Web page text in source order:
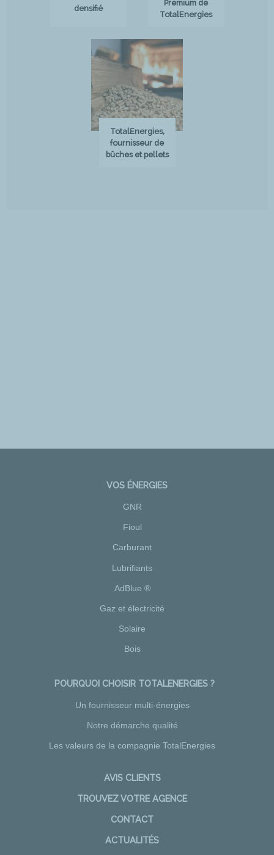
densifié
Premium de
TotalEnergies
TotalEnergies,
fournisseur de
bûches et pellets
VOS ÉNERGIES
GNR
Fioul
Carburant
Lubrifiants
AdBlue ®
Gaz et électricité
Solaire
Bois
POURQUOI CHOISIR TOTALENERGIES ?
Un fournisseur multi-énergies
Notre démarche qualité
Les valeurs de la compagnie TotalEnergies
AVIS CLIENTS
TROUVEZ VOTRE AGENCE
CONTACT
ACTUALITÉS